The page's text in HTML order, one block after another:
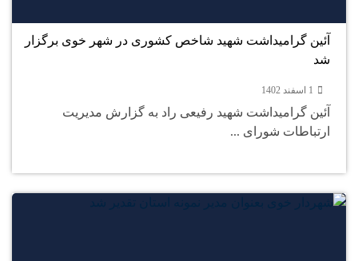
آئین گرامیداشت شهید شاخص کشوری در شهر خوی برگزار
شد
1 اسفند 1402
آئین گرامیداشت شهید رفیعی راد به گزارش مدیریت
ارتباطات شورای ...